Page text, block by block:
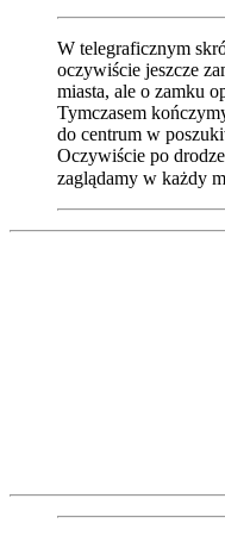
W telegraficznym
oczywiście jeszcze
miasta, ale o zamku
Tymczasem
do centrum w
Oczywiście po
zaglądamy w każdy